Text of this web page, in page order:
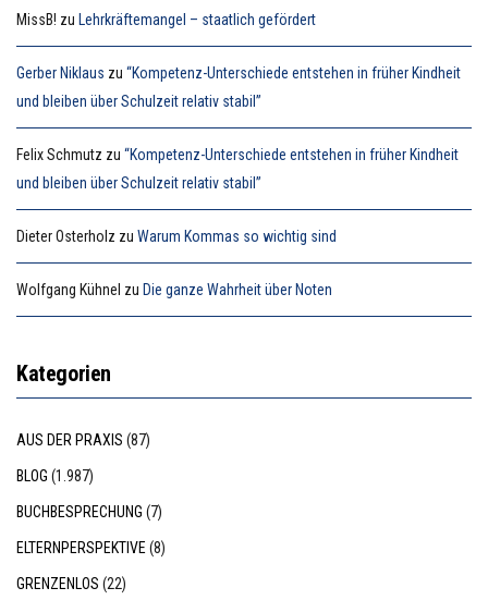
MissB! zu Lehrkräftemangel – staatlich gefördert
Gerber Niklaus zu “Kompetenz-Unterschiede entstehen in früher Kindheit
und bleiben über Schulzeit relativ stabil”
Felix Schmutz zu “Kompetenz-Unterschiede entstehen in früher Kindheit
und bleiben über Schulzeit relativ stabil”
Dieter Osterholz zu Warum Kommas so wichtig sind
Wolfgang Kühnel zu Die ganze Wahrheit über Noten
Kategorien
AUS DER PRAXIS (87)
BLOG (1.987)
BUCHBESPRECHUNG (7)
ELTERNPERSPEKTIVE(8)
GRENZENLOS (22)